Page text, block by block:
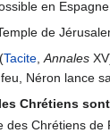
en
de
(Tacite,Annales
feu, Néron lance
Chrétiens
des Chrétiens